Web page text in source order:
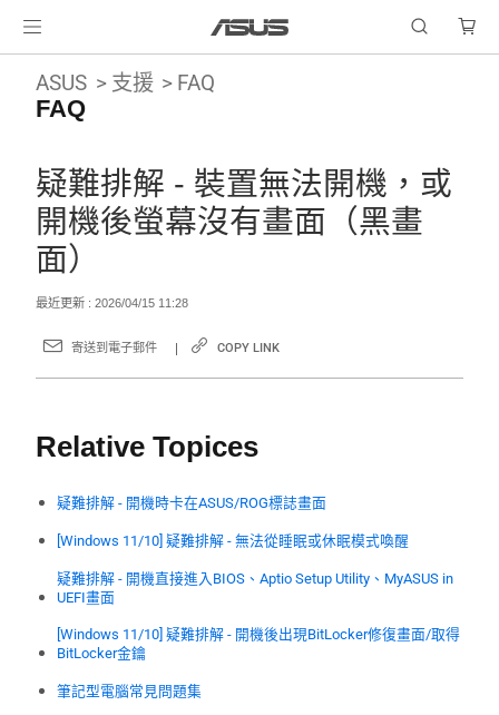
ASUS 支援 FAQ
FAQ
疑難排解 - 裝置無法開機，或
開機後螢幕沒有畫面（黑畫
面）
最近更新 : 2026/04/15 11:28
寄送到電子郵件 COPY LINK
Relative Topices
疑難排解 - 開機時卡在ASUS/ROG標誌畫面
[Windows 11/10] 疑難排解 - 無法從睡眠或休眠模式喚醒
疑難排解 - 開機直接進入BIOS、Aptio Setup Utility、MyASUS in
UEFI畫面
[Windows 11/10] 疑難排解 - 開機後出現BitLocker修復畫面/取得
BitLocker金鑰
筆記型電腦常見問題集